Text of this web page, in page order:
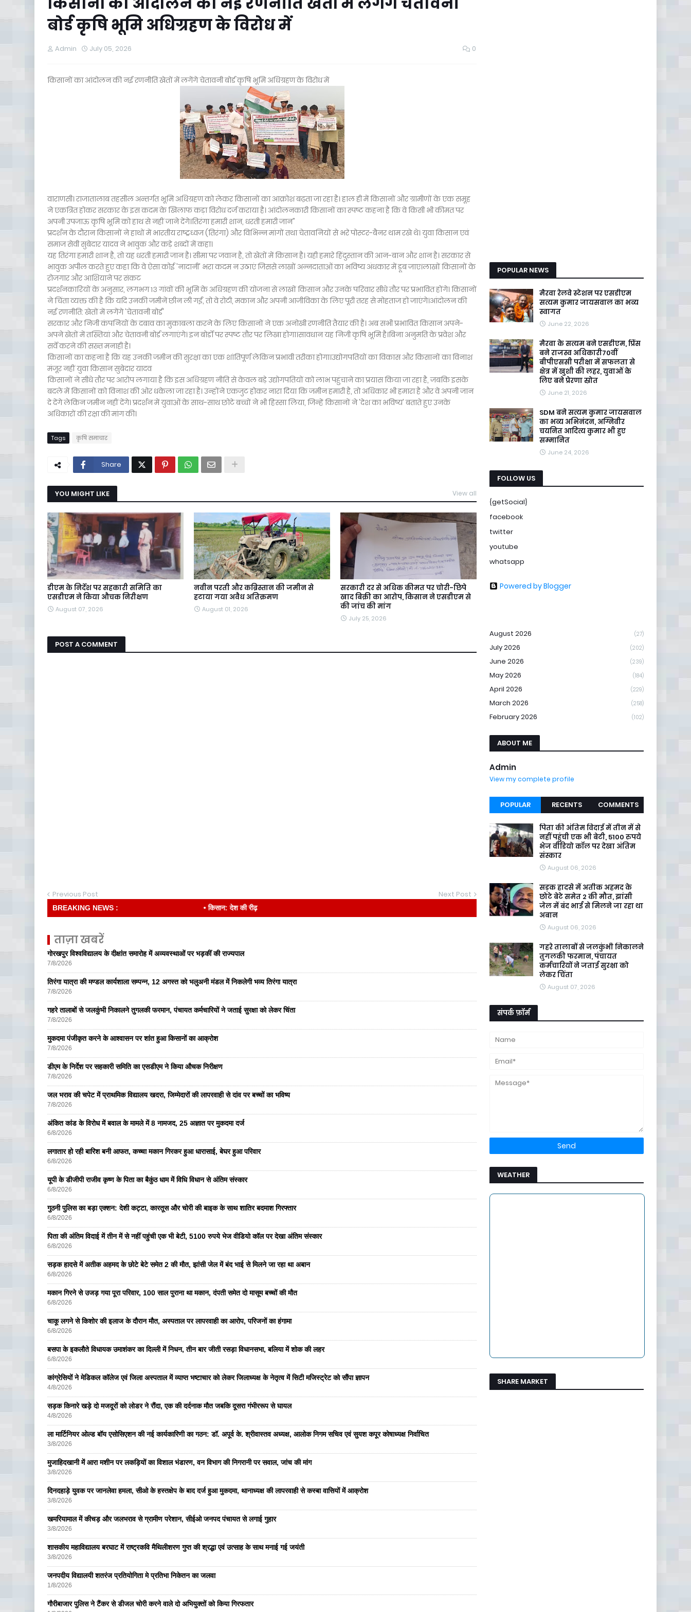
बोर्ड कृषि भूमि अधिग्रहण के विरोध में
Admin July 05, 2026 0
किसानों का आंदोलन की नई रणनीति खेतों में लगेंगे चेतावनी बोर्ड कृषि भूमि अधिग्रहण के विरोध में
वाराणसी। राजातालाब तहसील अन्तर्गत भूमि अधिग्रहण को लेकर किसानों का आक्रोश बढ़ता जा रहा है। हाल ही में किसानों और ग्रामीणों के एक समूह
ने एकत्रित होकर सरकार के इस कदम के खिलाफ कड़ा विरोध दर्ज कराया है। आंदोलनकारी किसानों का स्पष्ट कहना है कि वे किसी भी कीमत पर
अपनी उपजाऊ कृषि भूमि को हाथ से नहीं जाने देंगे।तिरंगा हमारी शान, धरती हमारी जान"
प्रदर्शन के दौरान किसानों ने हाथों में भारतीय राष्ट्रध्वज (तिरंगा) और विभिन्न मांगों तथा चेतावनियों से भरे पोस्टर-बैनर थाम रखे थे। युवा किसान एवं
समाज सेवी सुबेदार यादव ने भावुक और कड़े शब्दों में कहा।
यह तिरंगा हमारी शान है, तो यह धरती हमारी जान है। सीमा पर जवान है, तो खेतों में किसान है। यही हमारे हिंदुस्तान की आन-बान और शान है। सरकार से
भावुक अपील करते हुए कहा कि वे ऐसा कोई 'नादानी' भरा कदम न उठाएं जिससे लाखों अन्नदाताओं का भविष्य अंधकार में डूब जाए।लाखों किसानों के
रोजगार और आशियाने पर संकट
प्रदर्शनकारियों के अनुसार, लगभग १३ गांवों की भूमि के अधिग्रहण की योजना से लाखों किसान और उनके परिवार सीधे तौर पर प्रभावित होंगे। किसानों
ने चिंता व्यक्त की है कि यदि उनकी जमीनें छीन ली गईं, तो वे रोटी, मकान और अपनी आजीविका के लिए पूरी तरह से मोहताज हो जाएंगे।आंदोलन की
नई रणनीति: खेतों में लगेंगे 'चेतावनी बोर्ड'
सरकार और निजी कंपनियों के दबाव का मुकाबला करने के लिए किसानों ने एक अनोखी रणनीति तैयार की है। अब सभी प्रभावित किसान अपने-
अपने खेतों में तख्तियां और चेतावनी बोर्ड लगाएंगे। इन बोर्डों पर स्पष्ट तौर पर लिखा होगा।सावधान यह निजी कृषि भूमि है।बिना अनुमति के प्रवेश और
सर्वे करने की सख्त मनाही है।
किसानों का कहना है कि यह उनकी जमीन की सुरक्षा का एक शांतिपूर्ण लेकिन प्रभावी तरीका होगा।उद्योगपतियों का विकास और किसानों का विनाश
मंजूर नहीं युवा किसान सुबेदार यादव
किसानों ने सीधे तौर पर आरोप लगाया है कि इस अधिग्रहण नीति से केवल बड़े उद्योगपतियों को लाभ पहुंचाने का प्रयास किया जा रहा है, जबकि इसके
बदले में किसानों को विनाश की ओर धकेला जा रहा है। उन्होंने एकजुट होकर नारा दिया कि जमीन हमारी है, तो अधिकार भी हमारा है और वे अपनी जान
दे देंगे लेकिन जमीन नहीं देंगे। प्रदर्शन में युवाओं के साथ-साथ छोटे बच्चों ने भी हिस्सा लिया, जिन्हें किसानों ने 'देश का भविष्य' बताते हुए उनके
अधिकारों की रक्षा की मांग की।
Tags कृषि समाचार
Share
YOU MIGHT LIKE View all
डीएम के निर्देश पर सहकारी समिति का
एसडीएम ने किया औचक निरीक्षण
August 07, 2026
नवीन परती और कब्रिस्तान की जमीन से
हटाया गया अवैध अतिक्रमण
August 01, 2026
सरकारी दर से अधिक कीमत पर चोरी-छिपे
खाद बिक्री का आरोप, किसान ने एसडीएम से
की जांच की मांग
July 25, 2026
POST A COMMENT
Previous Post Next Post
BREAKING NEWS : • किसान: देश की रीढ़
ताज़ा खबरें
गोरखपुर विश्वविद्यालय के दीक्षांत समारोह में अव्यवस्थाओं पर भड़कीं की राज्यपाल
7/8/2026
तिरंगा यात्रा की मण्डल कार्यशाला सम्पन्न, 12 अगस्त को भलुअनी मंडल में निकलेगी भव्य तिरंगा यात्रा
7/8/2026
गहरे तालाबों से जलकुंभी निकालने तुगलकी फरमान, पंचायत कर्मचारियों ने जताई सुरक्षा को लेकर चिंता
7/8/2026
मुकदमा पंजीकृत करने के आश्वासन पर शांत हुआ किसानों का आक्रोश
7/8/2026
डीएम के निर्देश पर सहकारी समिति का एसडीएम ने किया औचक निरीक्षण
7/8/2026
जल भराव की चपेट में प्राथमिक विद्यालय खदरा, जिम्मेदारों की लापरवाही से दांव पर बच्चों का भविष्य
7/8/2026
अंकित कांड के विरोध में बवाल के मामले में 8 नामजद, 25 अज्ञात पर मुकदमा दर्ज
6/8/2026
लगातार हो रही बारिश बनी आफत, कच्चा मकान गिरकर हुआ धारासाई, बेघर हुआ परिवार
6/8/2026
यूपी के डीजीपी राजीव कृष्ण के पिता का बैकुंठ धाम में विधि विधान से अंतिम संस्कार
6/8/2026
गुठनी पुलिस का बड़ा एक्शन: देशी कट्टा, कारतूस और चोरी की बाइक के साथ शातिर बदमाश गिरफ्तार
6/8/2026
पिता की अंतिम विदाई में तीन में से नहीं पहुंची एक भी बेटी, 5100 रुपये भेज वीडियो कॉल पर देखा अंतिम संस्कार
6/8/2026
सड़क हादसे में अतीक अहमद के छोटे बेटे समेत 2 की मौत, झांसी जेल में बंद भाई से मिलने जा रहा था अबान
6/8/2026
मकान गिरने से उजड़ गया पूरा परिवार, 100 साल पुराना था मकान, दंपती समेत दो मासूम बच्चों की मौत
6/8/2026
चाकू लगने से किशोर की इलाज के दौरान मौत, अस्पताल पर लापरवाही का आरोप, परिजनों का हंगामा
6/8/2026
बसपा के इकलाैते विधायक उमाशंकर का दिल्ली में निधन, तीन बार जीती रसड़ा विधानसभा, बलिया में शोक की लहर
6/8/2026
कांग्रेसियों ने मेडिकल कॉलेज एवं जिला अस्पताल में व्याप्त भष्टाचार को लेकर जिलाध्यक्ष के नेतृत्व में सिटी मजिस्ट्रेट को सौंपा ज्ञापन
4/8/2026
सड़क किनारे खड़े दो मजदूरों को लोडर ने रौंदा, एक की दर्दनाक मौत जबकि दूसरा गंभीररूप से घायल
4/8/2026
ला मार्टिनियर ओल्ड बॉय एसोसिएशन की नई कार्यकारिणी का गठन: डॉ. अपूर्व के. श्रीवास्तव अध्यक्ष, आलोक निगम सचिव एवं सुयश कपूर कोषाध्यक्ष निर्वाचित
3/8/2026
मुजाहिदखानी में आरा मशीन पर लकड़ियों का विशाल भंडारण, वन विभाग की निगरानी पर सवाल, जांच की मांग
3/8/2026
दिनदहाड़े युवक पर जानलेवा हमला, सीओ के हस्तक्षेप के बाद दर्ज हुआ मुकदमा, थानाध्यक्ष की लापरवाही से कस्बा वासियों में आक्रोश
3/8/2026
खमरियामाल में कीचड़ और जलभराव से ग्रामीण परेशान, सीईओ जनपद पंचायत से लगाई गुहार
3/8/2026
शासकीय महाविद्यालय बरघाट में राष्ट्रकवि मैथिलीशरण गुप्त की श्रद्धा एवं उत्साह के साथ मनाई गई जयंती
3/8/2026
जनपदीय विद्यालयी शतरंज प्रतियोगिता मे प्रतिभा निकेतन का जलवा
1/8/2026
गौरीबाजार पुलिस ने टैंकर से डीजल चोरी करने वाले दो अभियुक्तों को किया गिरफतार
POPULAR NEWS
मैरवा रेलवे स्टेशन पर एसडीएम
सत्यम कुमार जायसवाल का भव्य
स्वागत
June 22, 2026
मैरवा के सत्यम बने एसडीएम, प्रिंस
बने राजस्व अधिकारी70वीं
बीपीएससी परीक्षा में सफलता से
क्षेत्र में खुशी की लहर, युवाओं के
लिए बने प्रेरणा स्रोत
June 21, 2026
SDM बने सत्यम कुमार जायसवाल
का भव्य अभिनंदन, अग्निवीर
चयनित आदित्य कुमार भी हुए
सम्मानित
June 24, 2026
FOLLOW US
{getSocial}
facebook
twitter
youtube
whatsapp
Powered by Blogger
August 2026 (27)
July 2026 (202)
June 2026 (239)
May 2026 (184)
April 2026 (229)
March 2026 (258)
February 2026 (102)
ABOUT ME
Admin
View my complete profile
POPULAR RECENTS COMMENTS
पिता की अंतिम विदाई में तीन में से
नहीं पहुंची एक भी बेटी, 5100 रुपये
भेज वीडियो कॉल पर देखा अंतिम
संस्कार
August 06, 2026
सड़क हादसे में अतीक अहमद के
छोटे बेटे समेत 2 की मौत, झांसी
जेल में बंद भाई से मिलने जा रहा था
अबान
August 06, 2026
गहरे तालाबों से जलकुंभी निकालने
तुगलकी फरमान, पंचायत
कर्मचारियों ने जताई सुरक्षा को
लेकर चिंता
August 07, 2026
संपर्क फ़ॉर्म
WEATHER
SHARE MARKET